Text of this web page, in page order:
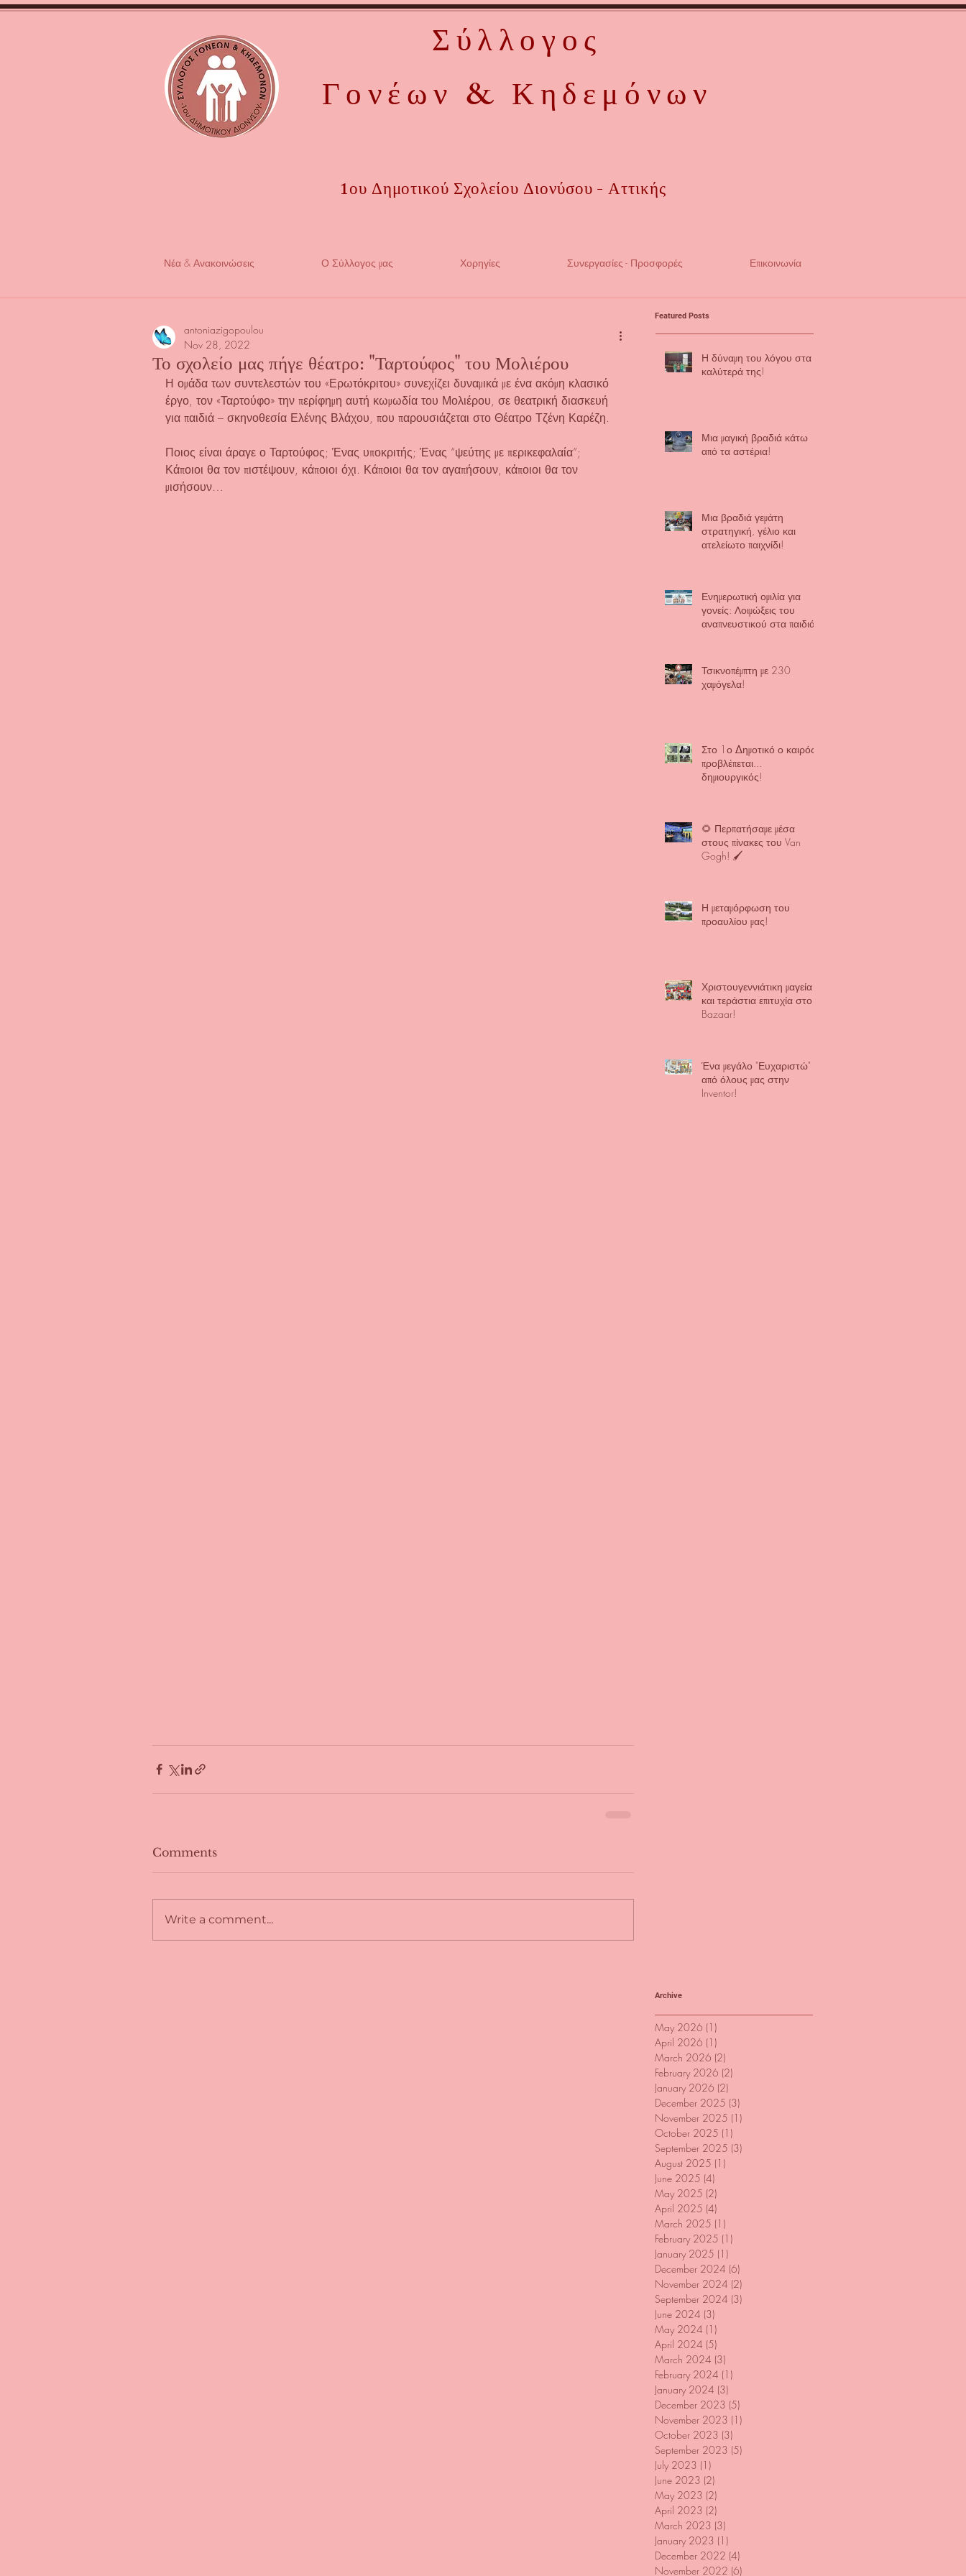
Σύλλογος
Γονέων & Κηδεμόνων
1ου Δημοτικού Σχολείου Διονύσου - Αττικής
Νέα & Ανακοινώσεις Ο Σύλλογος μας Χορηγίες Συνεργασίες - Προσφορές Επικοινωνία
Το σχολείο μας πήγε θέατρο: "Ταρτούφος" του Μολιέρου
antoniazigopoulou
Nov 28, 2022
Η ομάδα των συντελεστών του «Ερωτόκριτου» συνεχίζει δυναμικά με ένα ακόμη κλασικό
έργο, τον «Ταρτούφο» την περίφημη αυτή κωμωδία του Μολιέρου, σε θεατρική διασκευή
για παιδιά – σκηνοθεσία Ελένης Βλάχου, που παρουσιάζεται στο Θέατρο Τζένη Καρέζη.
Ποιος είναι άραγε ο Ταρτούφος; Ένας υποκριτής; Ένας “ψεύτης με περικεφαλαία”;
Κάποιοι θα τον πιστέψουν, κάποιοι όχι. Κάποιοι θα τον αγαπήσουν, κάποιοι θα τον
μισήσουν…
Comments
Write a comment...
Featured Posts
Η δύναμη του λόγου στα
καλύτερά της!
Μια μαγική βραδιά κάτω
από τα αστέρια!
Μια βραδιά γεμάτη
στρατηγική, γέλιο και
ατελείωτο παιχνίδι!
Ενημερωτική ομιλία για
γονείς: Λοιμώξεις του
αναπνευστικού στα παιδιά
Τσικνοπέμπτη με 230
χαμόγελα!
Στο 1ο Δημοτικό ο καιρός
προβλέπεται...
δημιουργικός!
🌻 Περπατήσαμε μέσα
στους πίνακες του Van
Gogh! 🖌️
Η μεταμόρφωση του
προαυλίου μας!
Χριστουγεννιάτικη μαγεία
και τεράστια επιτυχία στο
Bazaar!
Ένα μεγάλο "Ευχαριστώ"
από όλους μας στην
Inventor!
Archive
May 2026 (1)
April 2026 (1)
March 2026 (2)
February 2026 (2)
January 2026 (2)
December 2025 (3)
November 2025 (1)
October 2025 (1)
September 2025 (3)
August 2025 (1)
June 2025 (4)
May 2025 (2)
April 2025 (4)
March 2025 (1)
February 2025 (1)
January 2025 (1)
December 2024 (6)
November 2024 (2)
September 2024 (3)
June 2024 (3)
May 2024 (1)
April 2024 (5)
March 2024 (3)
February 2024 (1)
January 2024 (3)
December 2023 (5)
November 2023 (1)
October 2023 (3)
September 2023 (5)
July 2023 (1)
June 2023 (2)
May 2023 (2)
April 2023 (2)
March 2023 (3)
January 2023 (1)
December 2022 (4)
November 2022 (6)